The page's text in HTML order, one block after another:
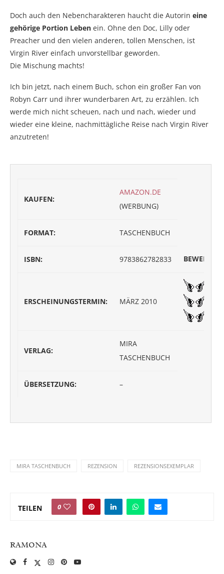
Doch auch den Nebencharakteren haucht die Autorin eine
gehörige Portion Leben ein. Ohne den Doc, Lilly oder
Preacher und den vielen anderen, tollen Menschen, ist
Virgin River einfach unvorstellbar geworden.
Die Mischung machts!
Ich bin jetzt, nach einem Buch, schon ein großer Fan von
Robyn Carr und ihrer wunderbaren Art, zu erzählen. Ich
werde mich nicht scheuen, nach und nach, wieder und
wieder eine kleine, nachmittägliche Reise nach Virgin River
anzutreten!
KAUFEN:
AMAZON.DE
(WERBUNG)
FORMAT: TASCHENBUCH
ISBN: 9783862782833
ERSCHEINUNGSTERMIN: MÄRZ 2010
VERLAG:
MIRA
TASCHENBUCH
ÜBERSETZUNG: –
MIRA TASCHENBUCH REZENSION REZENSIONSEXEMPLAR
TEILEN 0
RAMONA